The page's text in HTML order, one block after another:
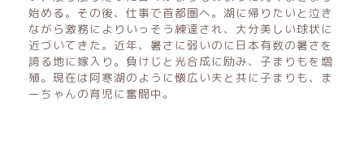
始める。その後、仕事で首都圏へ。湖に帰りたいと泣き
ながら激務によりいっそう練達され、大分美しい球状に
近づいてきた。近年、暑さに弱いのに日本有数の暑さを
誇る地に嫁入り。負けじと光合成に励み、子まりもを増
殖。現在は阿寒湖のように懐広い夫と共に子まりも、ま
ーちゃんの育児に奮闘中。